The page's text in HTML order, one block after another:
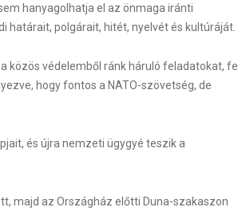
hanyagolhatja el az önmaga iránti
határait, polgárait, hitét, nyelvét és kultúráját.
közös védelemből ránk háruló feladatokat,
hogy fontos a NATO-szövetség, de
és újra nemzeti ügygyé teszik a
majd az Országház előtti Duna-szakaszon